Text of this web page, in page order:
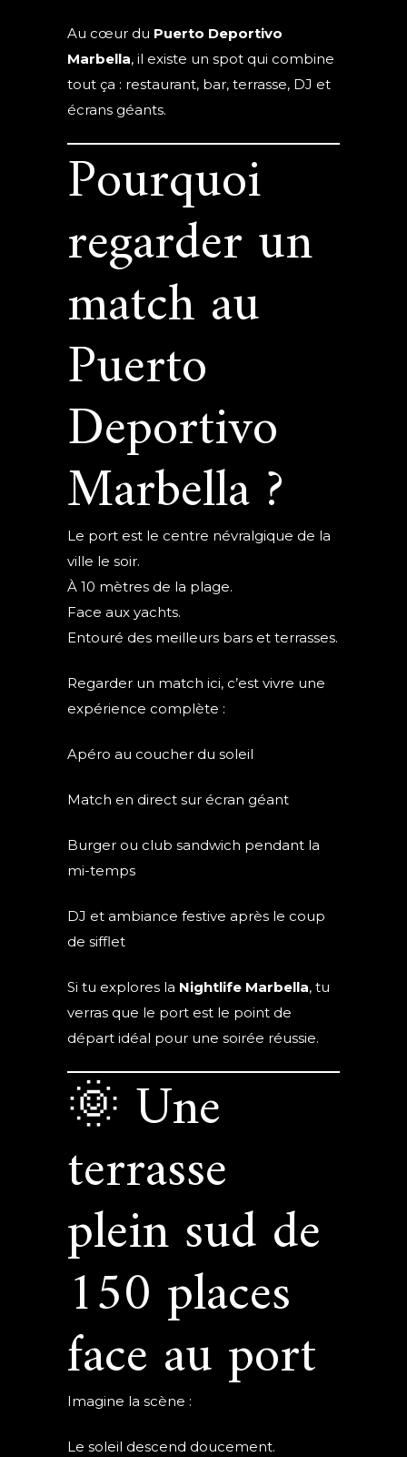
Au cœur du Puerto Deportivo
Marbella, il existe un spot qui combine
tout ça : restaurant, bar, terrasse, DJ et
écrans géants.
Pourquoi
regarder un
match au
Puerto
Deportivo
Marbella ?
Le port est le centre névralgique de la
ville le soir.
À 10 mètres de la plage.
Face aux yachts.
Entouré des meilleurs bars et terrasses.
Regarder un match ici, c’est vivre une
expérience complète :
Apéro au coucher du soleil
Match en direct sur écran géant
Burger ou club sandwich pendant la
mi-temps
DJ et ambiance festive après le coup
de sifflet
Si tu explores la Nightlife Marbella, tu
verras que le port est le point de
départ idéal pour une soirée réussie.
🌞 Une
terrasse
plein sud de
150 places
face au port
Imagine la scène :
Le soleil descend doucement.